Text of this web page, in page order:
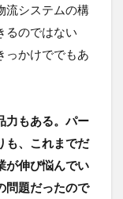
流システムの構
るのではない
っかけででもあ
もある。パー
も、これまでだ
が伸び悩んでい
問題だったので